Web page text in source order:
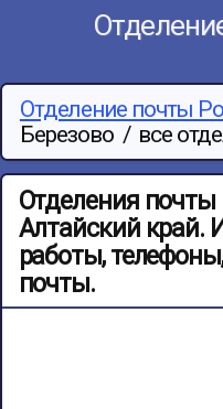
Отделение почты
Березово / все
Отделения почты
Алтайский край.
работы,
почты.